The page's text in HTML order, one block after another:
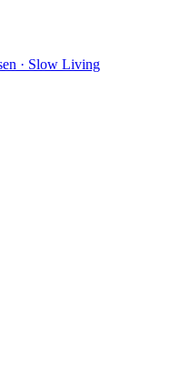
· Slow Living